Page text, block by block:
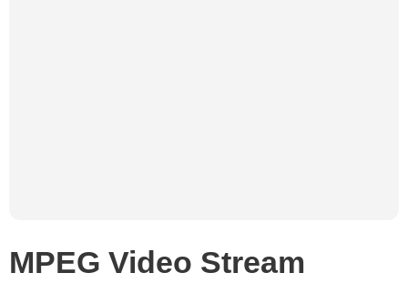
MPEG Video Stream